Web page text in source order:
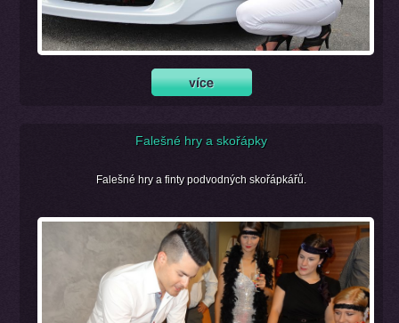
Falešné hry a skořápky
Falešné hry a finty podvodných skořápkářů.